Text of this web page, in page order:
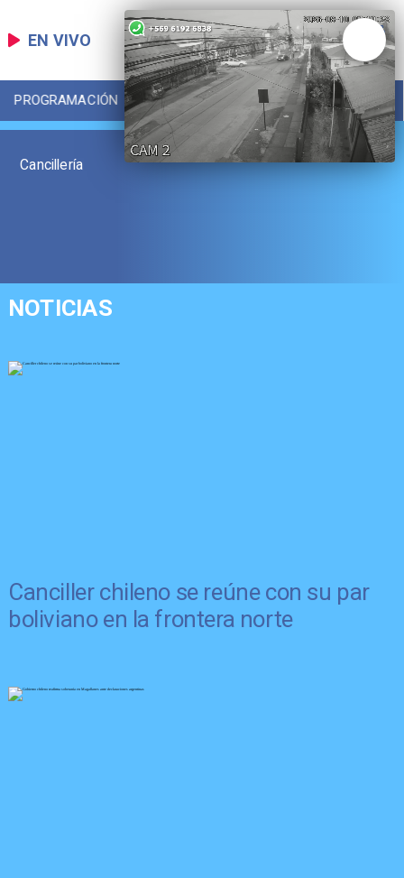
EN VIVO
PROGRAMACIÓN LOCAL DEPORTES
Cancillería
NOTICIAS
Canciller chileno se reúne con su par
boliviano en la frontera norte